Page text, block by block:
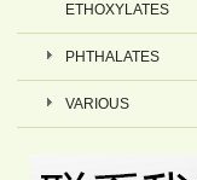
ETHOXYLATES
PHTHALATES
VARIOUS